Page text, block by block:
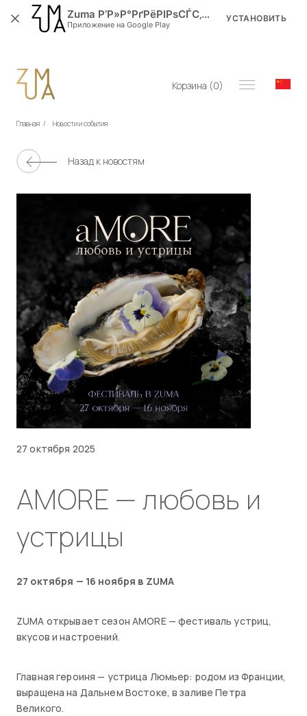
Корзина (0)
Главная / Новости и события
Назад к новостям
27 октября 2025
AMORE — любовь и
устрицы
27 октября — 16 ноября в ZUMA
ZUMA открывает сезон AMORE — фестиваль устриц,
вкусов и настроений.
Главная героиня — устрица Люмьер: родом из Франции,
выращена на Дальнем Востоке, в заливе Петра
Великого.
Zuma Р’Р»Р°РґРёРІРѕСЃС‚РѕРє
Приложение на Google Play
УСТАНОВИТЬ